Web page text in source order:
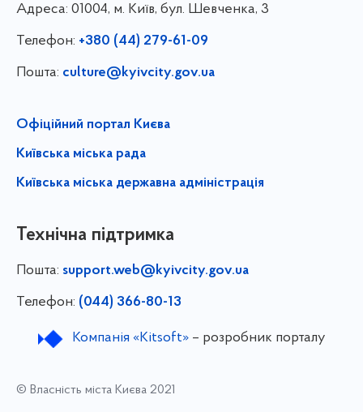
Адреса: 01004, м. Київ, бул. Шевченка, 3
Телефон: +380 (44) 279-61-09
Пошта: culture@kyivcity.gov.ua
Офіційний портал Києва
Київська міська рада
Київська міська державна адміністрація
Технічна підтримка
Пошта: support.web@kyivcity.gov.ua
Телефон: (044) 366-80-13
Компанія «Kitsoft»– розробник порталу
© Власність міста Києва 2021